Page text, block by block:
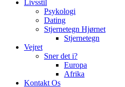
Livsstil
Psykologi
Dating
Stjernetegn Hjørnet
Stjernetegn
Vejret
Sner det i?
Europa
Afrika
Kontakt Os